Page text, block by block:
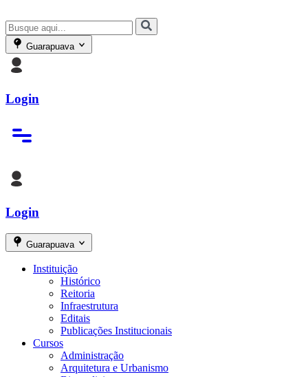
Guarapuava
Login
Login
Guarapuava
Instituição
Histórico
Reitoria
Infraestrutura
Editais
Publicações Institucionais
Cursos
Administração
Arquitetura e Urbanismo